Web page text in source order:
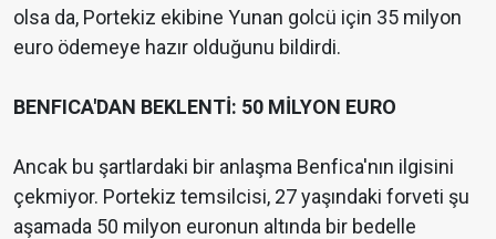
olsa da, Portekiz ekibine Yunan golcü için 35 milyon
euro ödemeye hazır olduğunu bildirdi.
BENFICA'DAN BEKLENTİ: 50 MİLYON EURO
Ancak bu şartlardaki bir anlaşma Benfica'nın ilgisini
çekmiyor. Portekiz temsilcisi, 27 yaşındaki forveti şu
aşamada 50 milyon euronun altında bir bedelle